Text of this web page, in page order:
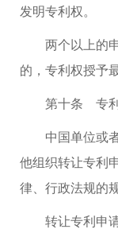
发明专利权。
两个以上的申
的，专利权授予
第十条 专利
中国单位或者
他组织转让专利
律、行政法规的
转让专利申请